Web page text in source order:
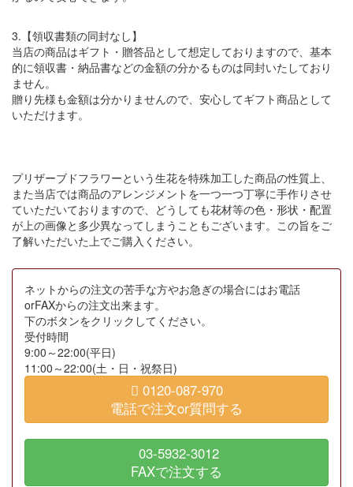
3.【領収書類の同封なし】
当店の商品はギフト・贈答品として想定しておりますので、基本
的に領収書・納品書などの金額の分かるものは同封いたしており
ません。
贈り先様も金額は分かりませんので、安心してギフト商品として
いただけます。
プリザーブドフラワーという生花を特殊加工した商品の性質上、
また当店では商品のアレンジメントを一つ一つ丁寧に手作りさせ
ていただいておりますので、どうしても花材等の色・形状・配置
が上の画像と多少異なってしまうこともございます。この旨をご
了解いただいた上でご購入ください。
ネットからの注文の苦手な方やお急ぎの場合にはお電話
orFAXからの注文出来ます。
下のボタンをクリックしてください。
受付時間
9:00～22:00(平日)
11:00～22:00(土・日・祝祭日)
0120-087-970
電話で注文or質問する
03-5932-3012
FAXで注文する